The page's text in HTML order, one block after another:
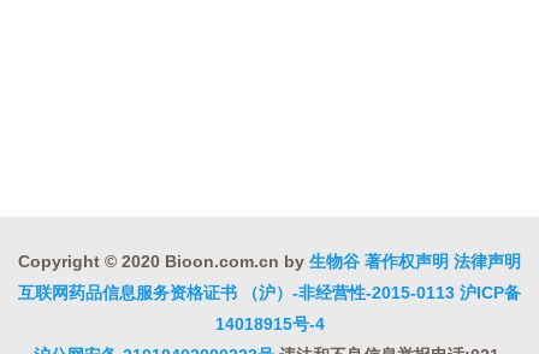
Copyright © 2020 Bioon.com.cn by 生物谷 著作权声明 法律声明
互联网药品信息服务资格证书 （沪）-非经营性-2015-0113 沪ICP备
14018915号-4